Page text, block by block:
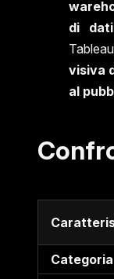
di
visiva
al
Categoria